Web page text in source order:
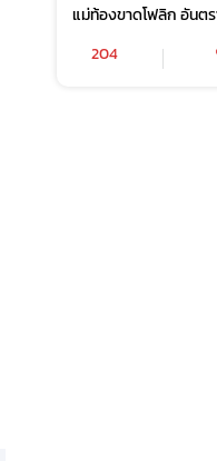
แม่ท้องขาดโฟลิก อันต
204